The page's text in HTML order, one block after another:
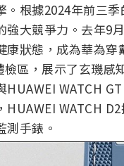
根據2024年前三
大競爭力。去年9
狀態，成為華為穿
區，展示了玄璣感
WATCH
WATCH
手錶。